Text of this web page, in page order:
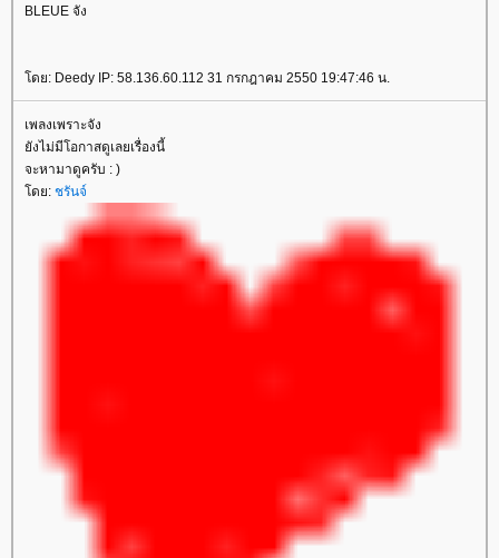
BLEUE จัง
ดย: Deedy IP: 58.136.60.112 31 กรกฎาคม 2550 19:47:46 น.
เพลงเพราะจัง
ังไม่มีโอกาสดูเลยเรื่องนี้
จะหามาดูครับ : )
ดย: ชรันจ์